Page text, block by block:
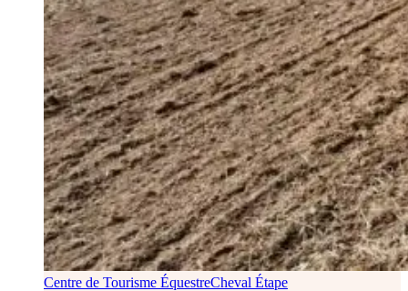
Centre de Tourisme ÉquestreCheval Étape